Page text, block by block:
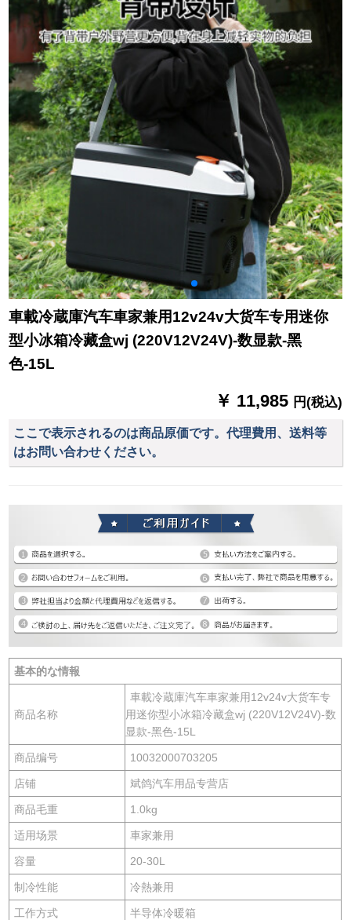
庭用）
用+家庭用
車載冷蔵庫汽车車家兼用12v24v大货车专用迷你
型小冰箱冷藏盒wj (220V12V24V)-数显款-黑
色-15L
￥ 11,985 円(税込)
ここで表示されるのは商品原価です。代理費用、送料等
はお問い合わせください。
基本的な情報
商品名称
車載冷蔵庫汽车車家兼用12v24v大货车专
用迷你型小冰箱冷藏盒wj (220V12V24V)-数
显款-黑色-15L
商品编号 10032000703205
店铺 斌鸽汽车用品专营店
商品毛重 1.0kg
适用场景 車家兼用
容量 20-30L
制冷性能 冷熱兼用
工作方式 半导体冷暖箱